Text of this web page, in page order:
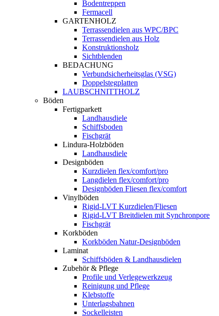
Bodentreppen
Fermacell
GARTENHOLZ
Terrassendielen aus WPC/BPC
Terrassendielen aus Holz
Konstruktionsholz
Sichtblenden
BEDACHUNG
Verbundsicherheitsglas (VSG)
Doppelstegplatten
LAUBSCHNITTHOLZ
Böden
Fertigparkett
Landhausdiele
Schiffsboden
Fischgrät
Lindura-Holzböden
Landhausdiele
Designböden
Kurzdielen flex/comfort/pro
Langdielen flex/comfort/pro
Designböden Fliesen flex/comfort
Vinylböden
Rigid-LVT Kurzdielen/Fliesen
Rigid-LVT Breitdielen mit Synchronpore
Fischgrät
Korkböden
Korkböden Natur-Designböden
Laminat
Schiffsböden & Landhausdielen
Zubehör & Pflege
Profile und Verlegewerkzeug
Reinigung und Pflege
Klebstoffe
Unterlagsbahnen
Sockelleisten